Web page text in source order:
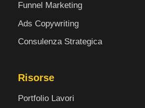
Funnel Marketing
Ads Copywriting
Consulenza Strategica
Risorse
Portfolio Lavori